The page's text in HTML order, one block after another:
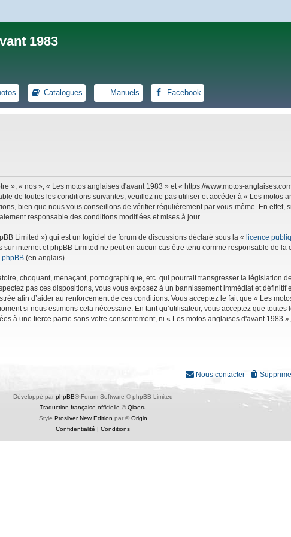
1983
Catalogues Manuels Facebook
», « nos », « Les motos anglaises d'avant 1983 » et « https://www.motos-
de toutes les conditions suivantes, veuillez ne pas utiliser et accéder à « Les motos
bien que nous vous conseillons de vérifier régulièrement par vous-même. En effet,
responsable des conditions modifiées et mises à jour.
Limited ») qui est un logiciel de forum de discussions déclaré sous la « licence
internet et phpBB Limited ne peut en aucun cas être tenu comme responsable de
phpBB (en anglais).
choquant, menaçant, pornographique, etc. qui pourrait transgresser la législation
pas ces dispositions, vous vous exposez à un bannissement immédiat et définitif
afin d’aider au renforcement de ces conditions. Vous acceptez le fait que « Les
si nous estimons cela nécessaire. En tant qu’utilisateur, vous acceptez que
à une tierce partie sans votre consentement, ni « Les motos anglaises d'avant 1983
Nous contacter
Développé par phpBB® Forum Software © phpBB Limited
Traduction française officielle ©Qiaeru
Style Prosilver New Edition par ©Origin
Confidentialité
Conditions